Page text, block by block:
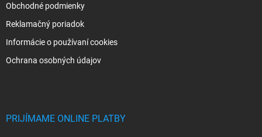
Obchodné podmienky
Reklamačný poriadok
Informácie o používaní cookies
Ochrana osobných údajov
PRIJÍMAME ONLINE PLATBY